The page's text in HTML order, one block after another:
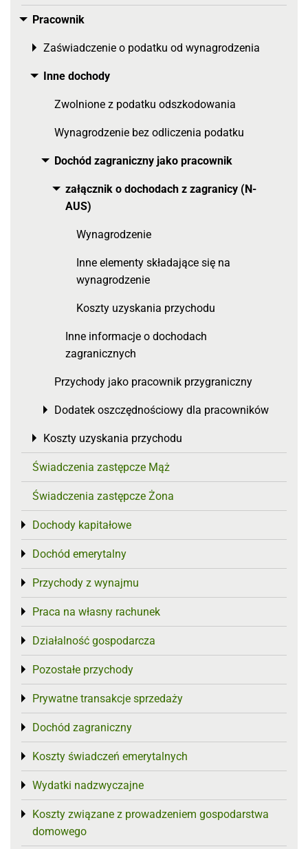
Pracownik
Toggle menu
Zaświadczenie o podatku od wynagrodzenia
Toggle menu
Inne dochody
Toggle menu
Zwolnione z podatku odszkodowania
Wynagrodzenie bez odliczenia podatku
Dochód zagraniczny jako pracownik
Toggle menu
załącznik o dochodach z zagranicy (N-
AUS)
Toggle menu
Wynagrodzenie
Inne elementy składające się na
wynagrodzenie
Koszty uzyskania przychodu
Inne informacje o dochodach
zagranicznych
Przychody jako pracownik przygraniczny
Dodatek oszczędnościowy dla pracowników
Toggle menu
Koszty uzyskania przychodu
Toggle menu
Świadczenia zastępcze Mąż
Świadczenia zastępcze Żona
Dochody kapitałowe
Toggle menu
Dochód emerytalny
Toggle menu
Przychody z wynajmu
Toggle menu
Praca na własny rachunek
Toggle menu
Działalność gospodarcza
Toggle menu
Pozostałe przychody
Toggle menu
Prywatne transakcje sprzedaży
Toggle menu
Dochód zagraniczny
Toggle menu
Koszty świadczeń emerytalnych
Toggle menu
Wydatki nadzwyczajne
Toggle menu
Koszty związane z prowadzeniem gospodarstwa
domowego
Toggle menu